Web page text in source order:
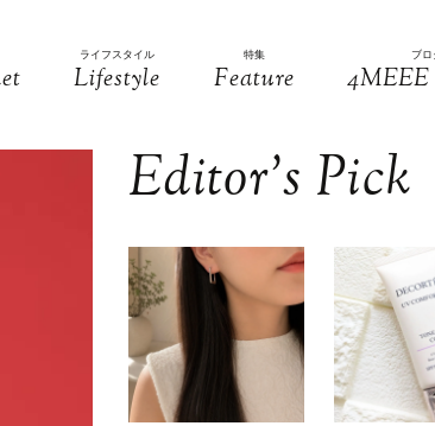
ライフスタイル
Lifestyle
特集
Feature
ブロ
Editor’s Pick